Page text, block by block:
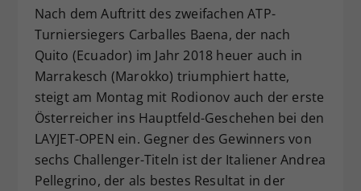
Nach dem Auftritt des zweifachen ATP-
Turniersiegers Carballes Baena, der nach
Quito (Ecuador) im Jahr 2018 heuer auch in
Marrakesch (Marokko) triumphiert hatte,
steigt am Montag mit Rodionov auch der erste
Österreicher ins Hauptfeld-Geschehen bei den
LAYJET-OPEN ein. Gegner des Gewinners von
sechs Challenger-Titeln ist der Italiener Andrea
Pellegrino, der als bestes Resultat in der